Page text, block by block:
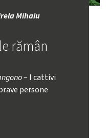
Mihaiu
rămân
– I cattivi
persone